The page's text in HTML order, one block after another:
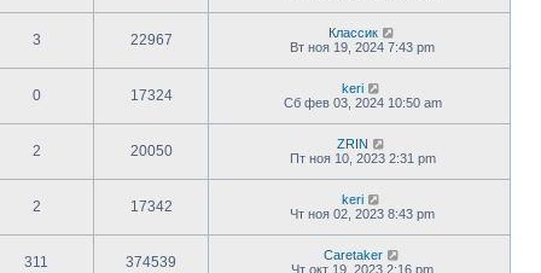
3 22967
Классик
Вт ноя 19, 2024 7:43 pm
0 17324
keri
Сб фев 03, 2024 10:50 am
2 20050
ZRIN
Пт ноя 10, 2023 2:31 pm
2 17342
keri
Чт ноя 02, 2023 8:43 pm
311 374539
Caretaker
Чт окт 19, 2023 2:16 pm